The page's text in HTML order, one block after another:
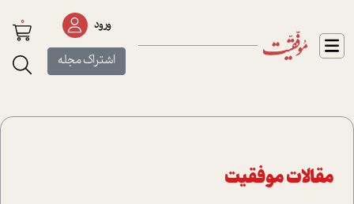
ورود
اشتراک مجله
0
مقالات موفقیت